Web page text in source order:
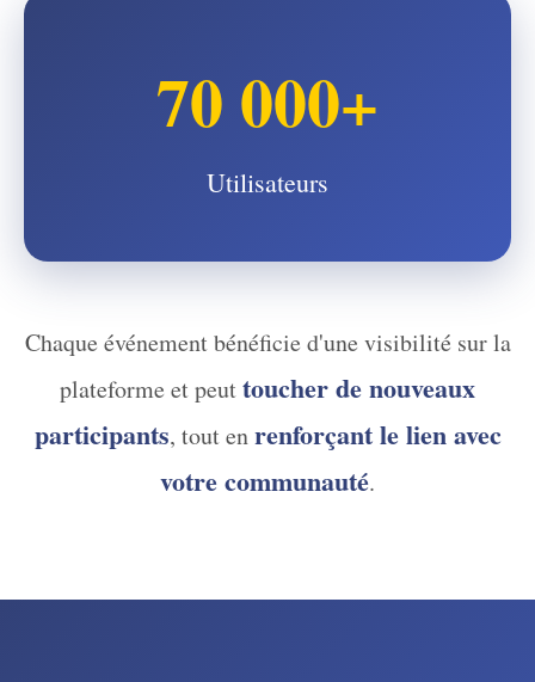
70 000+
Utilisateurs
Chaque événement bénéficie d'une visibilité sur la
plateforme et peuttoucher de nouveaux
participants, tout enrenforçant le lien avec
votre communauté.